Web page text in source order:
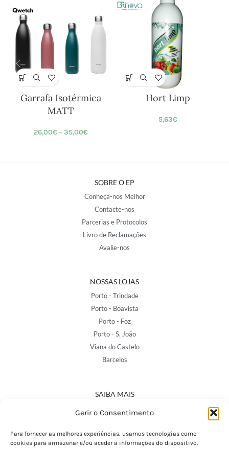
Gerir o Consentimento
Para fornecer as melhores experiências, usamos tecnologias como
cookies para armazenar e/ou aceder a informações do dispositivo.
Garrafa Isotérmica
MATT
26,00€ – 35,00€
Hort Limp
5,63€
SOBRE O EP
Conheça-nos Melhor
Contacte-nos
Parcerias e Protocolos
Livro de Reclamações
Avalie-nos
NOSSAS LOJAS
Porto - Trindade
Porto - Boavista
Porto - Foz
Porto - S. João
Viana do Castelo
Barcelos
SAIBA MAIS
Política de Privacidade
Termos e Condições
Perguntas Frequentes